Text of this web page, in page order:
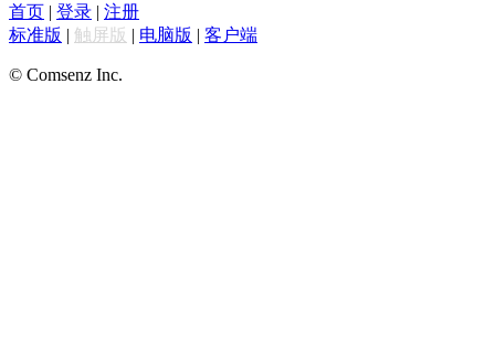
首页 | 登录 | 注册
标准版 | 触屏版 | 电脑版 | 客户端
© Comsenz Inc.